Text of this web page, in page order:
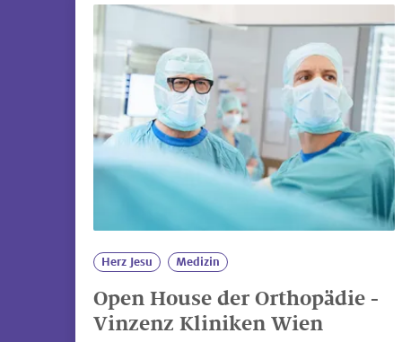
Herz Jesu Medizin
Open House der Orthopädie -
Vinzenz Kliniken Wien